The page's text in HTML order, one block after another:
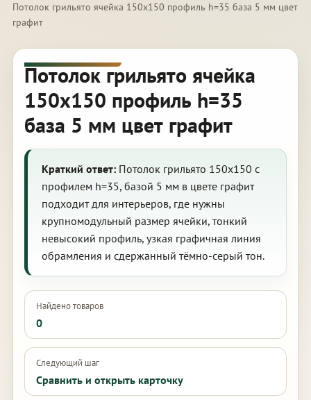
Потолок грильято ячейка 150х150 профиль h=35 база 5 мм цвет
графит
Потолок грильято ячейка
150х150 профиль h=35
база 5 мм цвет графит
Краткий ответ:Потолок грильято 150х150 с
профилем h=35, базой 5 мм в цвете графит
подходит для интерьеров, где нужны
крупномодульный размер ячейки, тонкий
невысокий профиль, узкая графичная линия
обрамления и сдержанный тёмно-серый тон.
Найдено товаров
0
Следующий шаг
Сравнить и открыть карточку